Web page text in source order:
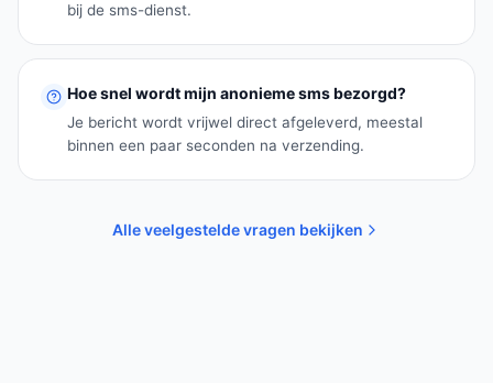
bij de sms-dienst.
Hoe snel wordt mijn anonieme sms bezorgd?
Je bericht wordt vrijwel direct afgeleverd, meestal
binnen een paar seconden na verzending.
Alle veelgestelde vragen bekijken